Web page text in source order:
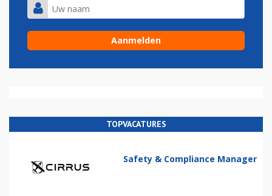
TOPVACATURES
Safety & Compliance Manager